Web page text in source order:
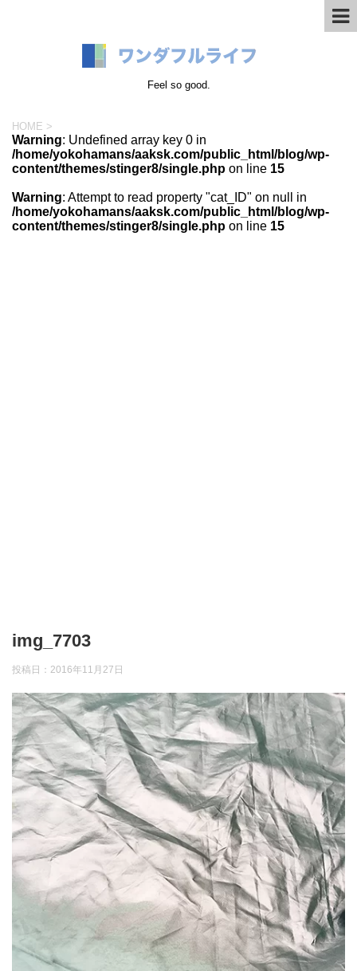
Feel so good.
HOME >
Warning: Undefined array key 0 in
/home/yokohamans/aaksk.com/public_html/blog/wp-
content/themes/stinger8/single.php on line 15
Warning: Attempt to read property "cat_ID" on null in
/home/yokohamans/aaksk.com/public_html/blog/wp-
content/themes/stinger8/single.php on line 15
img_7703
投稿日： 2016年11月27日